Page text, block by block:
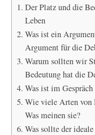
Der Platz und die
Leben
Was ist ein
Argument für die
Warum sollten wir
Bedeutung hat die
Was ist im Gespräch
Wie viele Arten von
Was meinen sie?
Was sollte der